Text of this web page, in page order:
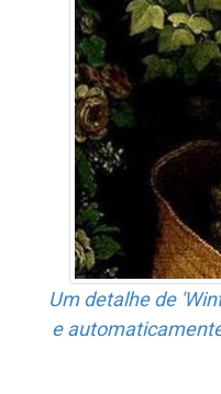
Um detalhe de
e